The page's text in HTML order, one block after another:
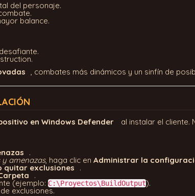
del personaje.
balance.
, combates más dinámicos y un sinfín de
en Windows Defender al instalar el cliente.
.
amenazas, haga clic en Administrar la
quitar exclusiones .
.
(ejemplo: C:\Proyectos\BuildOutput).
exclusiones.